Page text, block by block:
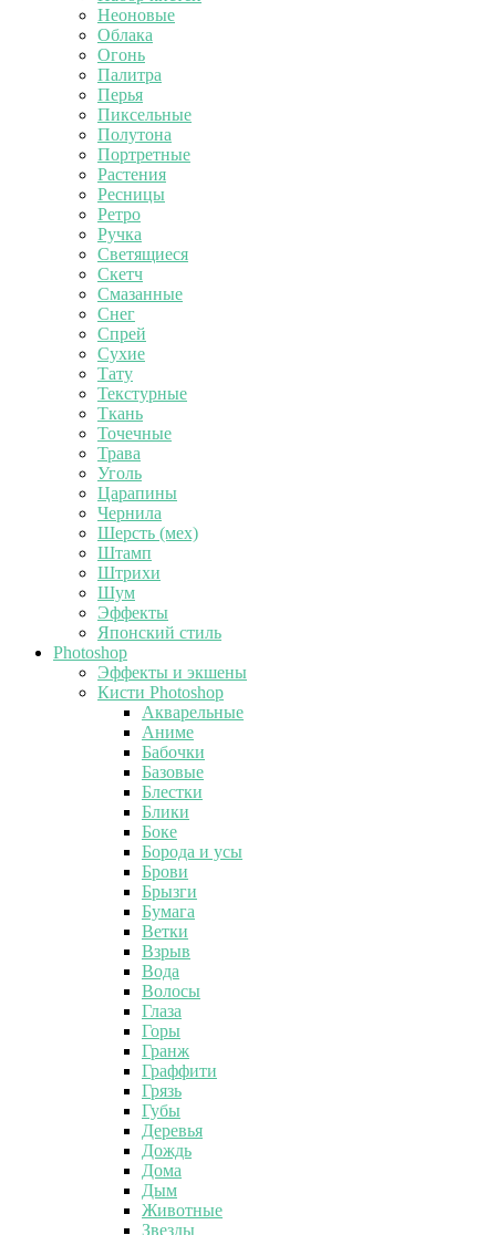
Неоновые
Облака
Огонь
Палитра
Перья
Пиксельные
Полутона
Портретные
Растения
Ресницы
Ретро
Ручка
Светящиеся
Скетч
Смазанные
Снег
Спрей
Сухие
Тату
Текстурные
Ткань
Точечные
Трава
Уголь
Царапины
Чернила
Шерсть (мех)
Штамп
Штрихи
Шум
Эффекты
Японский стиль
Photoshop
Эффекты и экшены
Кисти Photoshop
Акварельные
Аниме
Бабочки
Базовые
Блестки
Блики
Боке
Борода и усы
Брови
Брызги
Бумага
Ветки
Взрыв
Вода
Волосы
Глаза
Горы
Гранж
Граффити
Грязь
Губы
Деревья
Дождь
Дома
Дым
Животные
Звезды